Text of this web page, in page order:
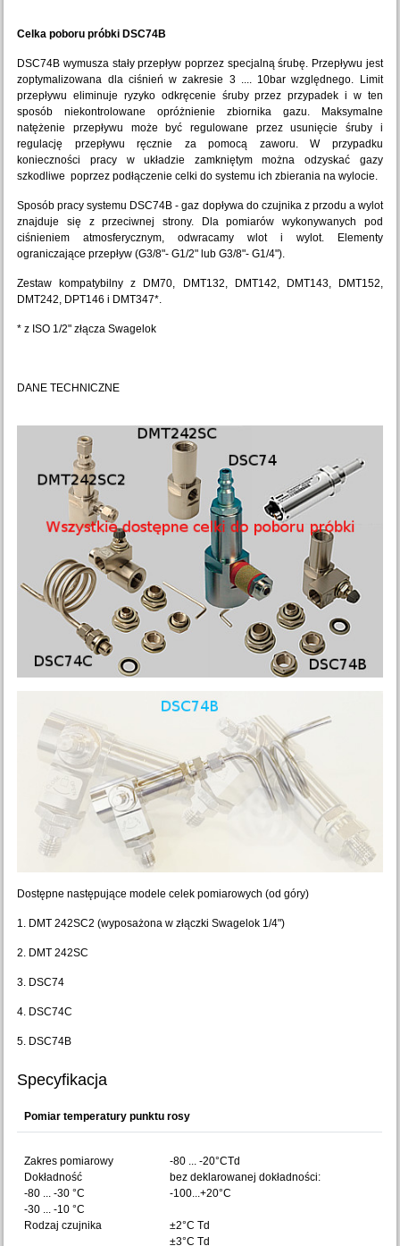
Celka poboru próbki DSC74B
DSC74B wymusza stały przepływ poprzez specjalną śrubę. Przepływu jest
zoptymalizowana dla ciśnień w zakresie 3 .... 10bar względnego. Limit
przepływu eliminuje ryzyko odkręcenie śruby przez przypadek i w ten
sposób niekontrolowane opróżnienie zbiornika gazu. Maksymalne
natężenie przepływu może być regulowane przez usunięcie śruby i
regulację przepływu ręcznie za pomocą zaworu. W przypadku
konieczności pracy w układzie zamkniętym można odzyskać gazy
szkodliwe poprzez podłączenie celki do systemu ich zbierania na wylocie.
Sposób pracy systemu DSC74B - gaz dopływa do czujnika z przodu a wylot
znajduje się z przeciwnej strony. Dla pomiarów wykonywanych pod
ciśnieniem atmosferycznym, odwracamy wlot i wylot. Elementy
ograniczające przepływ (G3/8"- G1/2" lub G3/8"- G1/4").
Zestaw kompatybilny z DM70, DMT132, DMT142, DMT143, DMT152,
DMT242, DPT146 i DMT347*.
* z ISO 1/2" złącza Swagelok
DANE TECHNICZNE
Dostępne następujące modele celek pomiarowych (od góry)
1. DMT 242SC2 (wyposażona w złączki Swagelok 1/4")
2. DMT 242SC
3. DSC74
4. DSC74C
5. DSC74B
Specyfikacja
Pomiar temperatury punktu rosy
Zakres pomiarowy
Dokładność
-80 ... -30 °C
-30 ... -10 °C
Rodzaj czujnika
-80 ... -20°CTd
bez deklarowanej dokładności:
-100...+20°C
±2°C Td
±3°C Td